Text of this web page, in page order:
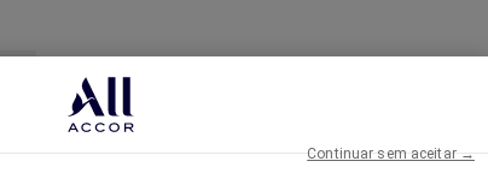
Continuar sem aceitar →